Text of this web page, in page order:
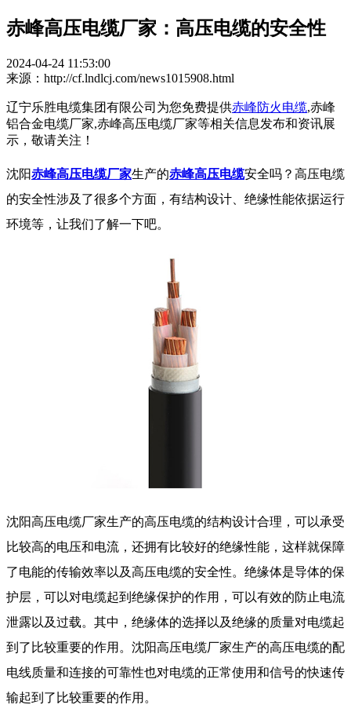
赤峰高压电缆厂家：高压电缆的安全性
2024-04-24 11:53:00
来源：http://cf.lndlcj.com/news1015908.html
辽宁乐胜电缆集团有限公司为您免费提供赤峰防火电缆,赤峰
铝合金电缆厂家,赤峰高压电缆厂家等相关信息发布和资讯展
示，敬请关注！
沈阳赤峰高压电缆厂家生产的赤峰高压电缆安全吗？高压电缆
的安全性涉及了很多个方面，有结构设计、绝缘性能依据运行
环境等，让我们了解一下吧。
沈阳高压电缆厂家生产的高压电缆的结构设计合理，可以承受
比较高的电压和电流，还拥有比较好的绝缘性能，这样就保障
了电能的传输效率以及高压电缆的安全性。绝缘体是导体的保
护层，可以对电缆起到绝缘保护的作用，可以有效的防止电流
泄露以及过载。其中，绝缘体的选择以及绝缘的质量对电缆起
到了比较重要的作用。沈阳高压电缆厂家生产的高压电缆的配
电线质量和连接的可靠性也对电缆的正常使用和信号的快速传
输起到了比较重要的作用。